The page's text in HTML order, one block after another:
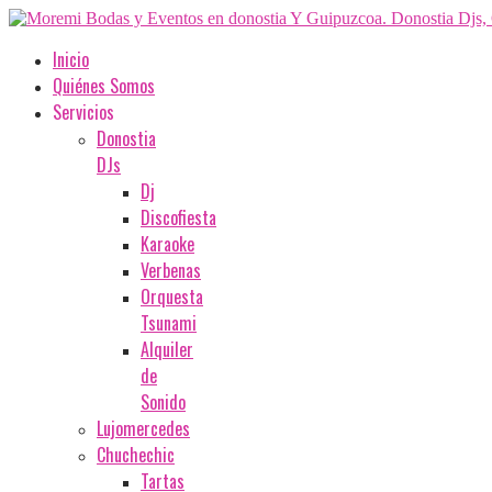
Inicio
Quiénes Somos
Servicios
Donostia
DJs
Dj
Discofiesta
Karaoke
Verbenas
Orquesta
Tsunami
Alquiler
de
Sonido
Lujomercedes
Chuchechic
Tartas